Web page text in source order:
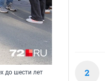
до шести лет
2